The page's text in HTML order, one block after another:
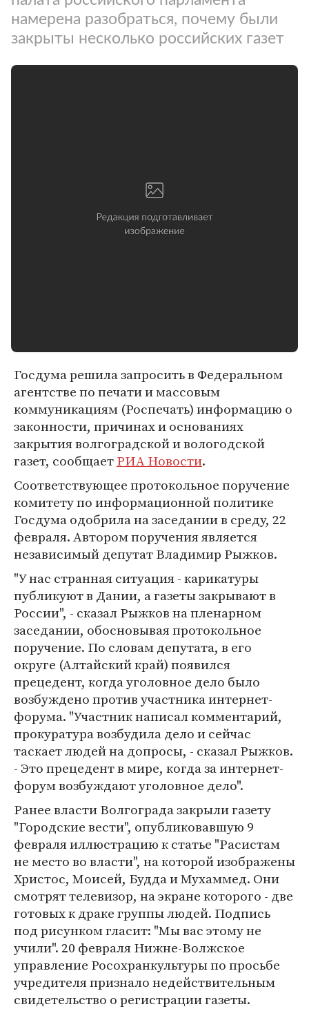
намерена разобраться, почему были
закрыты несколько российских газет
Госдума решила запросить в Федеральном
агентстве по печати и массовым
коммуникациям (Роспечать) информацию о
законности, причинах и основаниях
закрытия волгоградской и вологодской
газет, сообщаетРИА Новости.
Соответствующее протокольное поручение
комитету по информационной политике
Госдума одобрила на заседании в среду, 22
февраля. Автором поручения является
независимый депутат Владимир Рыжков.
"У нас странная ситуация - карикатуры
публикуют в Дании, а газеты закрывают в
России", - сказал Рыжков на пленарном
заседании, обосновывая протокольное
поручение. По словам депутата, в его
округе (Алтайский край) появился
прецедент, когда уголовное дело было
возбуждено против участника интернет-
форума. "Участник написал комментарий,
прокуратура возбудила дело и сейчас
таскает людей на допросы, - сказал Рыжков.
- Это прецедент в мире, когда за интернет-
форум возбуждают уголовное дело".
Ранее власти Волгограда закрыли газету
"Городские вести", опубликовавшую 9
февраля иллюстрацию к статье "Расистам
не место во власти", на которой изображены
Христос, Моисей, Будда и Мухаммед. Они
смотрят телевизор, на экране которого - две
готовых к драке группы людей. Подпись
под рисунком гласит: "Мы вас этому не
учили". 20 февраля Нижне-Волжское
управление Росохранкультуры по просьбе
учредителя признало недействительным
свидетельство о регистрации газеты.